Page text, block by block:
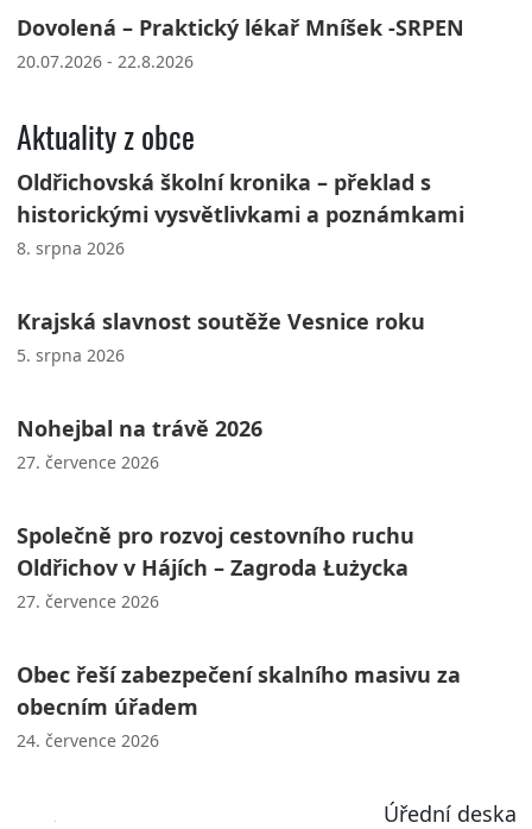
Dovolená – Praktický lékař Mníšek -SRPEN
20.07.2026 - 22.8.2026
Aktuality z obce
Oldřichovská školní kronika – překlad s
historickými vysvětlivkami a poznámkami
8. srpna 2026
Krajská slavnost soutěže Vesnice roku
5. srpna 2026
Nohejbal na trávě 2026
27. července 2026
Společně pro rozvoj cestovního ruchu
Oldřichov v Hájích – Zagroda Łużycka
27. července 2026
Obec řeší zabezpečení skalního masivu za
obecním úřadem
24. července 2026
Úřední deska